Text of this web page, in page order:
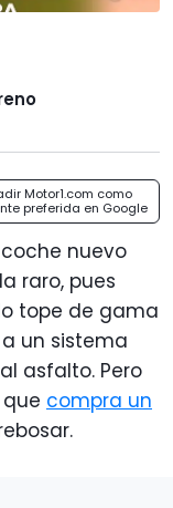
Motor1.com como
preferida en Google
nuevo
raro, pues
tope de gama
un sistema
asfalto. Pero
compra un